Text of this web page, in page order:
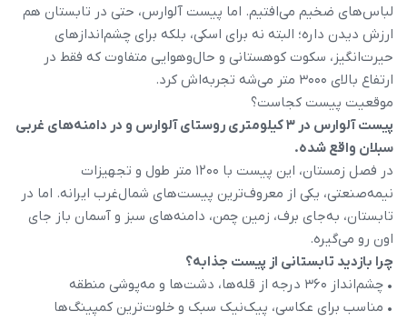
لباس‌های ضخیم می‌افتیم. اما پیست آلوارس، حتی در تابستان هم
ارزش دیدن داره؛ البته نه برای اسکی، بلکه برای چشم‌اندازهای
حیرت‌انگیز، سکوت کوهستانی و حال‌وهوایی متفاوت که فقط در
ارتفاع بالای ۳۰۰۰ متر می‌شه تجربه‌اش کرد.
موقعیت پیست کجاست؟
پیست آلوارس در ۳ کیلومتری روستای آلوارس و در دامنه‌های غربی
سبلان واقع شده.
در فصل زمستان، این پیست با ۱۲۰۰ متر طول و تجهیزات
نیمه‌صنعتی، یکی از معروف‌ترین پیست‌های شمال‌غرب ایرانه. اما در
تابستان، به‌جای برف، زمین چمن، دامنه‌های سبز و آسمان باز جای
اون رو می‌گیره.
چرا بازدید تابستانی از پیست جذابه؟
• چشم‌انداز ۳۶۰ درجه از قله‌ها، دشت‌ها و مه‌پوشی منطقه
• مناسب برای عکاسی، پیک‌نیک سبک و خلوت‌ترین کمپینگ‌ها